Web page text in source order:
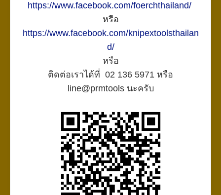
https://www.facebook.com/foerchthailand/
หรือ
https://www.facebook.com/knipextoolsthailan
d/
หรือ
ติดต่อเราได้ที่ 02 136 5971 หรือ
line@prmtools นะครับ